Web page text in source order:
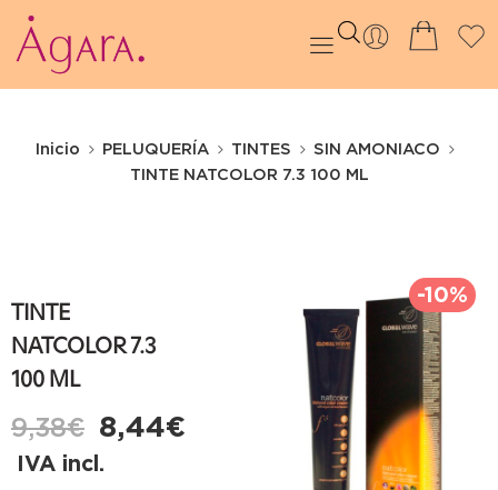
Inicio PELUQUERÍA TINTES
SIN AMONIACO
TINTE NATCOLOR 7.3 100 ML
TINTE
NATCOLOR 7.3
100 ML
9,38€ 8,44€
IVA incl.
-10%